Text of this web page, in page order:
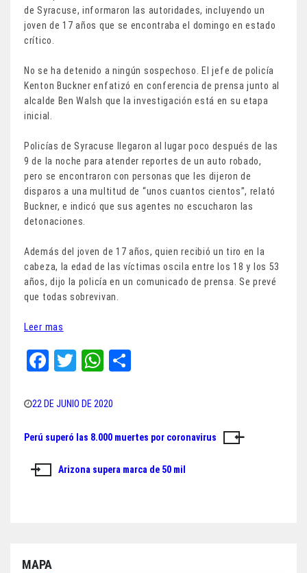
de Syracuse, informaron las autoridades, incluyendo un
joven de 17 años que se encontraba el domingo en estado
crítico.
No se ha detenido a ningún sospechoso. El jefe de policía
Kenton Buckner enfatizó en conferencia de prensa junto al
alcalde Ben Walsh que la investigación está en su etapa
inicial.
Policías de Syracuse llegaron al lugar poco después de las
9 de la noche para atender reportes de un auto robado,
pero se encontraron con personas que les dijeron de
disparos a una multitud de “unos cuantos cientos”, relató
Buckner, e indicó que sus agentes no escucharon las
detonaciones.
Además del joven de 17 años, quien recibió un tiro en la
cabeza, la edad de las víctimas oscila entre los 18 y los 53
años, dijo la policía en un comunicado de prensa. Se prevé
que todas sobrevivan.
Leer mas
Fa
bo
T
tt
er
W
ts
A
pp
22 DE JUNIO DE 2020
Navegación
de
Perú superó las 8.000 muertes por coronavirus
Arizona supera marca de 50 mil
MAPA